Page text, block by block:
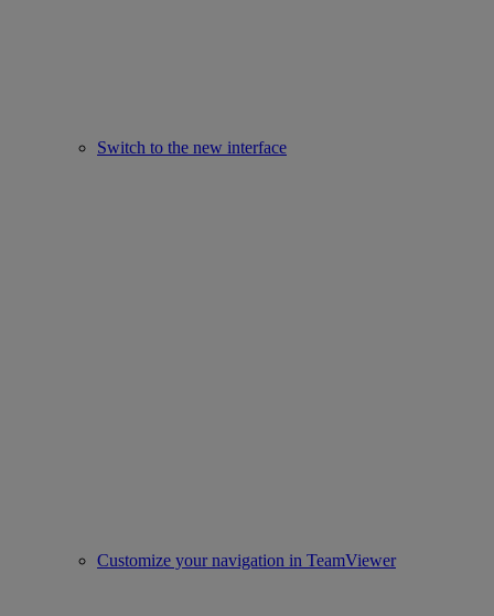
Switch to the new interface
Customize your navigation in TeamViewer